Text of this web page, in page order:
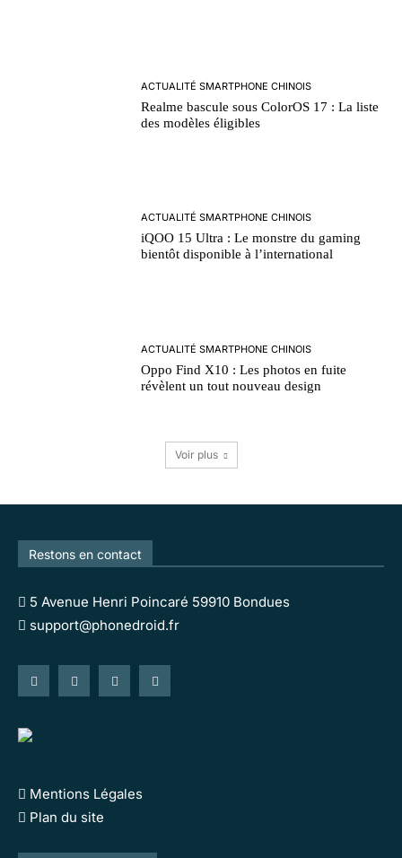
ACTUALITÉ SMARTPHONE CHINOIS
Realme bascule sous ColorOS 17 : La liste
des modèles éligibles
ACTUALITÉ SMARTPHONE CHINOIS
iQOO 15 Ultra : Le monstre du gaming
bientôt disponible à l’international
ACTUALITÉ SMARTPHONE CHINOIS
Oppo Find X10 : Les photos en fuite
révèlent un tout nouveau design
Voir plus
Restons en contact
5 Avenue Henri Poincaré 59910 Bondues
support@phonedroid.fr
Mentions Légales
Plan du site